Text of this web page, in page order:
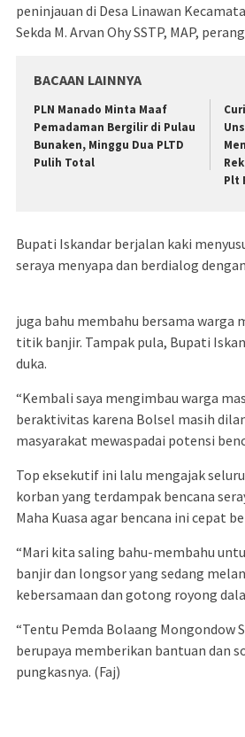
peninjauan di Desa Linawan
Sekda M. Arvan Ohy SSTP, MAP,
BACAAN LAINNYA
PLN Manado Minta Maaf
Pemadaman Bergilir di Pulau
Bunaken, Minggu Dua PLTD
Pulih Total
Plt
Bupati Iskandar berjalan kaki
seraya menyapa dan berdialog
juga bahu membahu bersama
titik banjir. Tampak pula, Bupati
duka.
“Kembali saya mengimbau warga
beraktivitas karena Bolsel masih
masyarakat mewaspadai potensi
Top eksekutif ini lalu mengajak
korban yang terdampak bencana
Maha Kuasa agar bencana ini cepat
“Mari kita saling bahu-membahu
banjir dan longsor yang sedang
kebersamaan dan gotong royong
“Tentu Pemda Bolaang
berupaya memberikan bantuan dan
pungkasnya. (Faj)